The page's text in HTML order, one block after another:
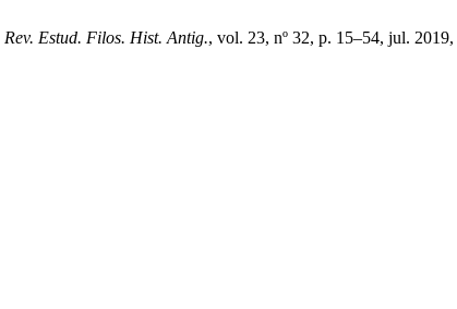
Rev. Estud. Filos. Hist. Antig., vol. 23, nº 32, p. 15–54, jul. 2019,